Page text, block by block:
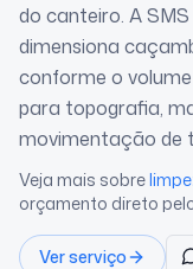
do canteiro. A
dimensiona
conforme o
para topografia,
movimentação de
Veja mais sobre
orçamento direto
Ver serviço